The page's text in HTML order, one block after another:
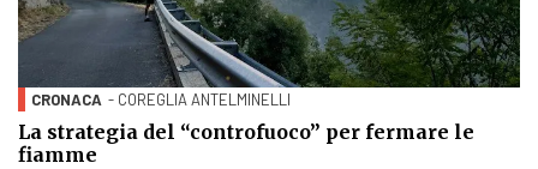
CRONACA - COREGLIA ANTELMINELLI
La strategia del “controfuoco” per fermare le
fiamme